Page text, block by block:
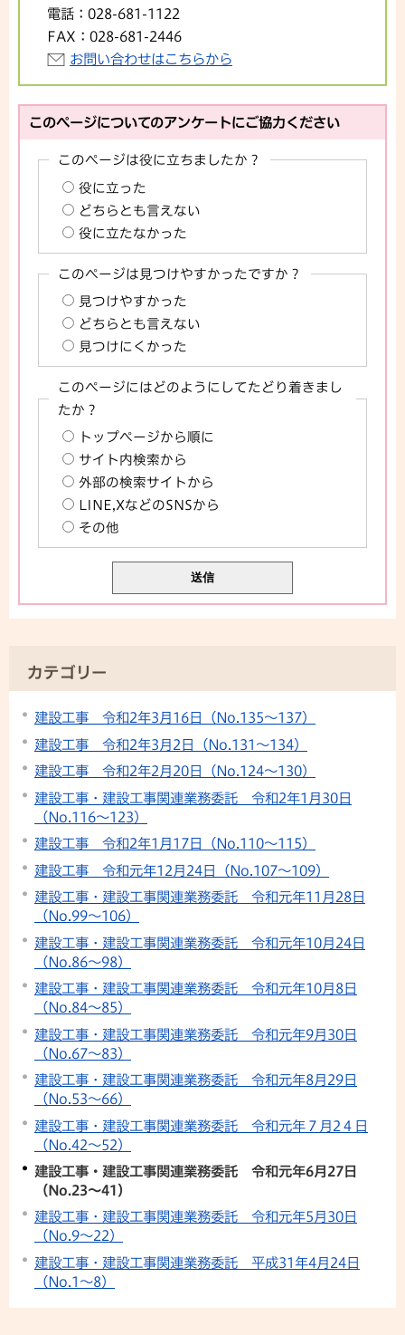
電話： 028-681-1122
FAX： 028-681-2446
お問い合わせはこちらから
このページについてのアンケートにご協力ください
このページは役に立ちましたか？
役に立った
どちらとも言えない
役に立たなかった
このページは見つけやすかったですか？
見つけやすかった
どちらとも言えない
見つけにくかった
このページにはどのようにしてたどり着きまし
たか？
トップページから順に
サイト内検索から
外部の検索サイトから
LINE,XなどのSNSから
その他
カテゴリー
建設工事 令和2年3月16日（No.135～137）
建設工事 令和2年3月2日（No.131～134）
建設工事 令和2年2月20日（No.124～130）
建設工事・建設工事関連業務委託 令和2年1月30日
（No.116～123）
建設工事 令和2年1月17日（No.110～115）
建設工事 令和元年12月24日（No.107～109）
建設工事・建設工事関連業務委託 令和元年11月28日
（No.99～106）
建設工事・建設工事関連業務委託 令和元年10月24日
（No.86～98）
建設工事・建設工事関連業務委託 令和元年10月8日
（No.84～85）
建設工事・建設工事関連業務委託 令和元年9月30日
（No.67～83）
建設工事・建設工事関連業務委託 令和元年8月29日
（No.53～66）
建設工事・建設工事関連業務委託 令和元年７月2４日
（No.42～52）
建設工事・建設工事関連業務委託 令和元年6月27日
（No.23～41）
建設工事・建設工事関連業務委託 令和元年5月30日
（No.9～22）
建設工事・建設工事関連業務委託 平成31年4月24日
（No.1～8）